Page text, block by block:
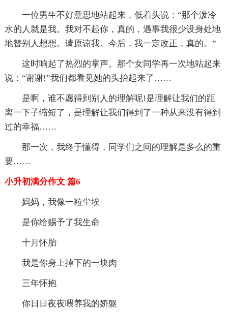
一位男生不好意思地站起来，低着头说：“那个泼冷
水的人就是我。我对不起你，真的，遇事我很少设身处地
地替别人想想。请原谅我。今后，我一定改正，真的。”
这时响起了热烈的掌声。那个女同学再一次地站起来
说：“谢谢!”我们都看见她的头抬起来了……
是啊，谁不愿得到别人的理解呢!是理解让我们的距
离一下子缩短了，是理解让我们得到了一种从来没有得到
过的幸福……
那一次，我终于懂得，同学们之间的理解是多么的重
要……
小升初满分作文 篇6
妈妈，我像一粒尘埃
是你给赐予了我生命
十月怀胎
我是你身上掉下的一块肉
三年怀抱
你日日夜夜喂养我的娇躯